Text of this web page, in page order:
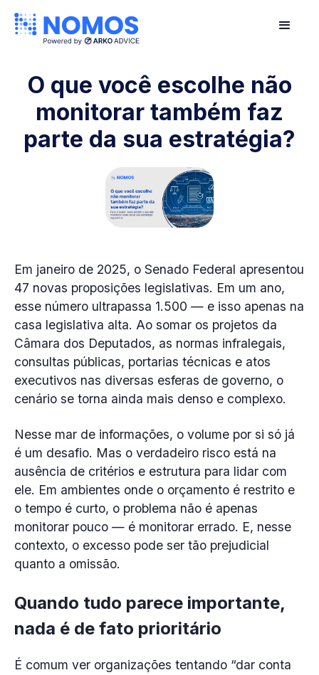
O que você escolhe não
monitorar também faz
parte da sua estratégia?
Em janeiro de 2025, o Senado Federal apresentou
47 novas proposições legislativas. Em um ano,
esse número ultrapassa 1.500 — e isso apenas na
casa legislativa alta. Ao somar os projetos da
Câmara dos Deputados, as normas infralegais,
consultas públicas, portarias técnicas e atos
executivos nas diversas esferas de governo, o
cenário se torna ainda mais denso e complexo.
Nesse mar de informações, o volume por si só já
é um desafio. Mas o verdadeiro risco está na
ausência de critérios e estrutura para lidar com
ele. Em ambientes onde o orçamento é restrito e
o tempo é curto, o problema não é apenas
monitorar pouco — é monitorar errado. E, nesse
contexto, o excesso pode ser tão prejudicial
quanto a omissão.
Quando tudo parece importante,
nada é de fato prioritário
É comum ver organizações tentando “dar conta